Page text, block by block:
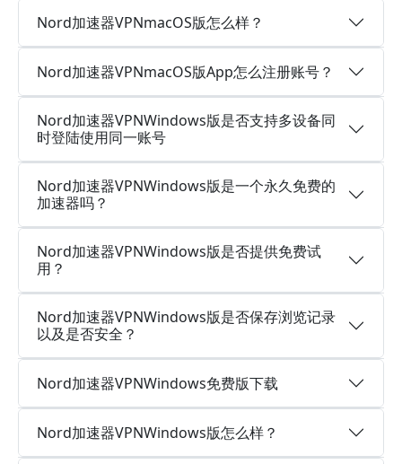
Nord加速器VPNmacOS版怎么样？
Nord加速器VPNmacOS版App怎么注册账号？
Nord加速器VPNWindows版是否支持多设备同
时登陆使用同一账号
Nord加速器VPNWindows版是一个永久免费的
加速器吗？
Nord加速器VPNWindows版是否提供免费试
用？
Nord加速器VPNWindows版是否保存浏览记录
以及是否安全？
Nord加速器VPNWindows免费版下载
Nord加速器VPNWindows版怎么样？